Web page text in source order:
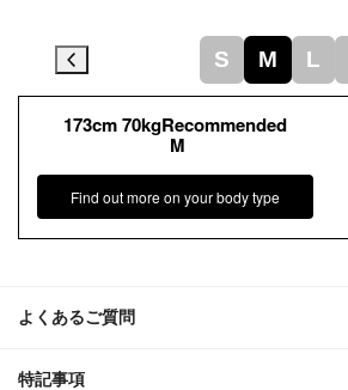
よくあるご質問
特記事項
173cm 70kgRecommended
M
Find out more on your body type
S M L